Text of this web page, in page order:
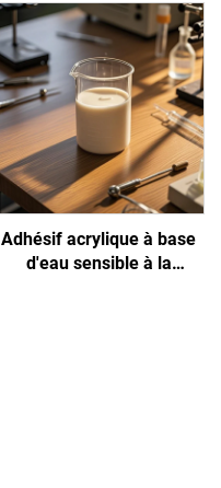
Adhésif acrylique à base
d'eau sensible à la